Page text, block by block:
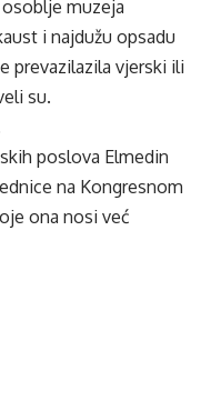
muzeja
i najdužu opsadu
prevazilazila vjerski ili
su.
poslova Elmedin
na Kongresnom
ona nosi već